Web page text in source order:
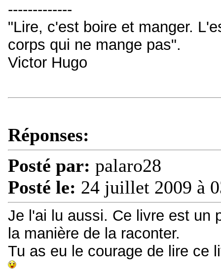
-------------
"Lire, c'est boire et manger.
corps qui ne mange pas".
Victor Hugo
Réponses:
Posté par: palaro28
Posté le: 24 juillet 2009 à
Je l'ai lu aussi. Ce livre est un
la manière de la raconter.
Tu as eu le courage de lire ce